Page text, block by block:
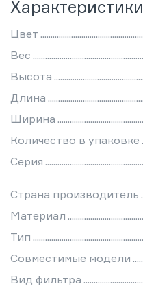
Характеристики
Цвет
Вес
Высота
Длина
Ширина
Количество в упаковке
Серия
Страна производитель
Материал
Тип
Совместимые модели
Вид фильтра